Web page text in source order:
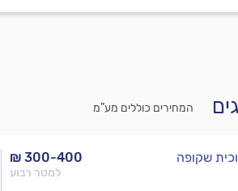
המחירים כוללים מע”מ
₪ 300-400
למטר רבוע
שקופה